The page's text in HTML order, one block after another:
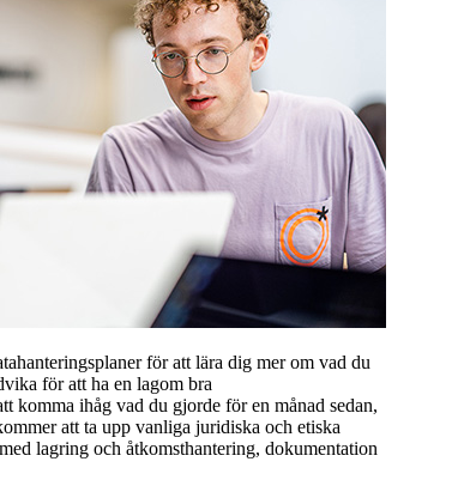
för att lära dig mer om vad du
för att ha en lagom bra
komma ihåg vad du gjorde för en månad sedan,
att ta upp vanliga juridiska och etiska
lagring och åtkomsthantering, dokumentation